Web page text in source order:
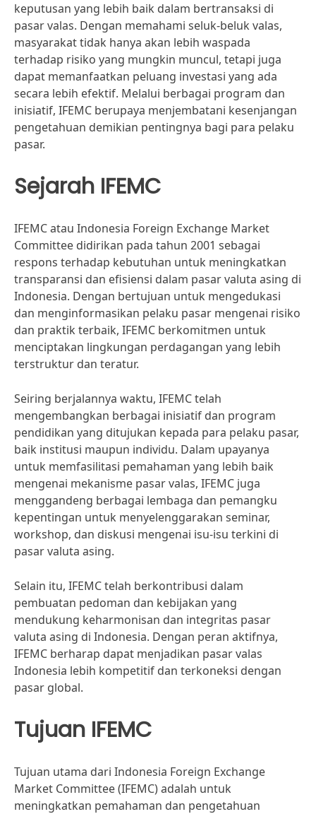
keputusan yang lebih baik dalam bertransaksi di
pasar valas. Dengan memahami seluk-beluk valas,
masyarakat tidak hanya akan lebih waspada
terhadap risiko yang mungkin muncul, tetapi juga
dapat memanfaatkan peluang investasi yang ada
secara lebih efektif. Melalui berbagai program dan
inisiatif, IFEMC berupaya menjembatani kesenjangan
pengetahuan demikian pentingnya bagi para pelaku
pasar.
Sejarah IFEMC
IFEMC atau Indonesia Foreign Exchange Market
Committee didirikan pada tahun 2001 sebagai
respons terhadap kebutuhan untuk meningkatkan
transparansi dan efisiensi dalam pasar valuta asing di
Indonesia. Dengan bertujuan untuk mengedukasi
dan menginformasikan pelaku pasar mengenai risiko
dan praktik terbaik, IFEMC berkomitmen untuk
menciptakan lingkungan perdagangan yang lebih
terstruktur dan teratur.
Seiring berjalannya waktu, IFEMC telah
mengembangkan berbagai inisiatif dan program
pendidikan yang ditujukan kepada para pelaku pasar,
baik institusi maupun individu. Dalam upayanya
untuk memfasilitasi pemahaman yang lebih baik
mengenai mekanisme pasar valas, IFEMC juga
menggandeng berbagai lembaga dan pemangku
kepentingan untuk menyelenggarakan seminar,
workshop, dan diskusi mengenai isu-isu terkini di
pasar valuta asing.
Selain itu, IFEMC telah berkontribusi dalam
pembuatan pedoman dan kebijakan yang
mendukung keharmonisan dan integritas pasar
valuta asing di Indonesia. Dengan peran aktifnya,
IFEMC berharap dapat menjadikan pasar valas
Indonesia lebih kompetitif dan terkoneksi dengan
pasar global.
Tujuan IFEMC
Tujuan utama dari Indonesia Foreign Exchange
Market Committee (IFEMC) adalah untuk
meningkatkan pemahaman dan pengetahuan